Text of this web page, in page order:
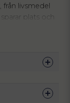
från livsmedel
plats och